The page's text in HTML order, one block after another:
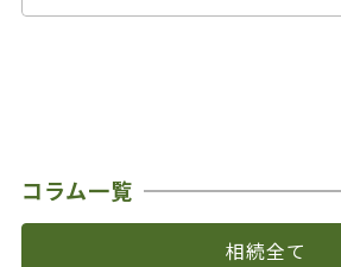
コラム一覧
相続全て